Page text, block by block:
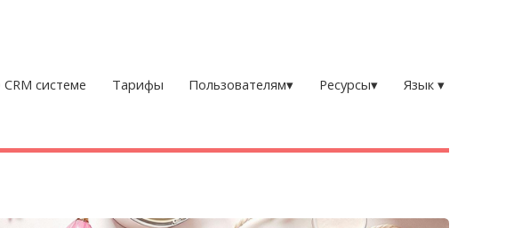
системе Тарифы Пользователям▾ Ресурсы▾ Язык ▾